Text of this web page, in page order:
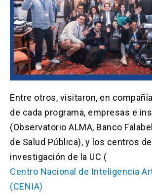
Entre otros, visitaron, en
de cada programa, empresas e
(Observatorio ALMA, Banco
de Salud Pública), y los centros
investigación de la UC (
Centro Nacional de Inteligencia
(CENIA)